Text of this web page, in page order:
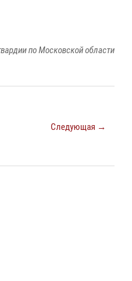
по Московской области
Следующая →